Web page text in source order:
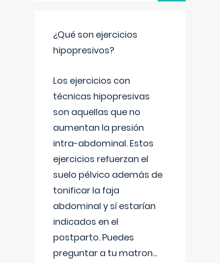
¿Qué son ejercicios
hipopresivos?
Los ejercicios con
técnicas hipopresivas
son aquellas que no
aumentan la presión
intra-abdominal. Estos
ejercicios refuerzan el
suelo pélvico además de
tonificar la faja
abdominal y sí estarían
indicados en el
postparto. Puedes
preguntar a tu matron...